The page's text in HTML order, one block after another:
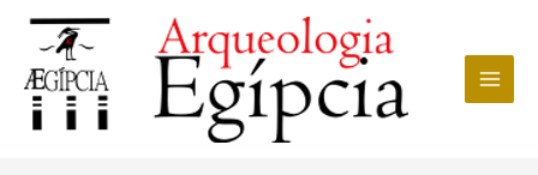
conteúdo